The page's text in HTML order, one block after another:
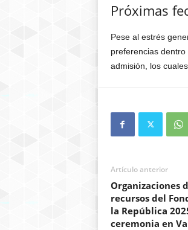
Próximas
Pese al estrés
preferencias
admisión, los
Artículo anterior
Organizaciones
recursos del
la República
ceremonia en